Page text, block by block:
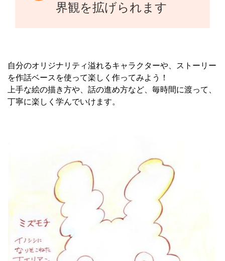
界観を拡げられます
自分のオリジナリティ溢れるキャラクターや、ストーリー
を作話ベースを使って楽しく作ってみよう！
上手な絵の描き方や、話の進め方など、毎時間に渡って、
丁寧に楽しく学んでいけます。